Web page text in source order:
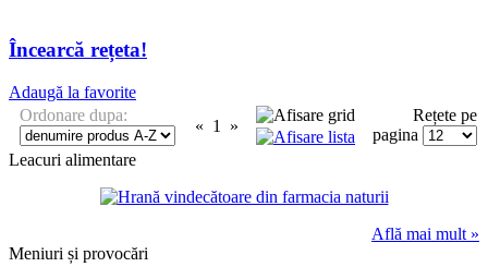
Încearcă rețeta!
Adaugă la favorite
Ordonare dupa:
« 1 »
Rețete pe
pagina
Leacuri alimentare
Află mai mult »
Meniuri și provocări